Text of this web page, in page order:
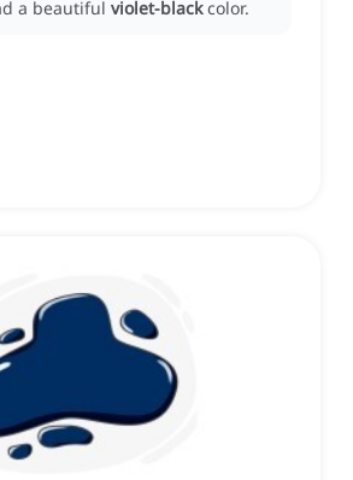
a beautiful violet-black color.